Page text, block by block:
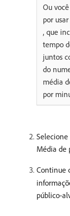
Ou
por usar
, que
tempo
juntos
do
média
por
Selecione
Média de
Continue
público-